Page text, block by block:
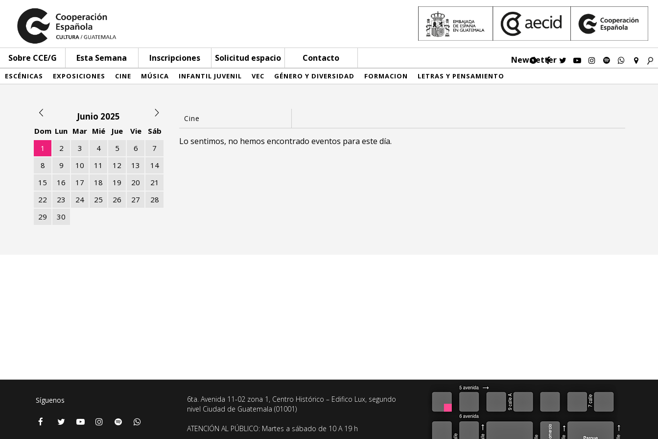
Sobre CCE/G Esta Semana Inscripciones Solicitud espacio Contacto Newsletter
ESCÉNICAS EXPOSICIONES CINE MÚSICA INFANTIL JUVENIL VEC GÉNERO Y DIVERSIDAD FORMACION LETRAS Y PENSAMIENTO
Junio 2025
Dom Lun Mar Mié Jue Vie
Sáb
1
2 3 4 5 6
7
8
9 10 11 12 13
14
15
16 17 18 19 20
21
22
23 24 25 26 27
28
29
30
Lo sentimos, no hemos encontrado eventos para este día.
Síguenos
6ta. Avenida 11-02 zona 1, Centro Histórico – Edifico Lux, segundo
nivel Ciudad de Guatemala (01001)
ATENCIÓN AL PÚBLICO: Martes a sábado de 10 A 19 h